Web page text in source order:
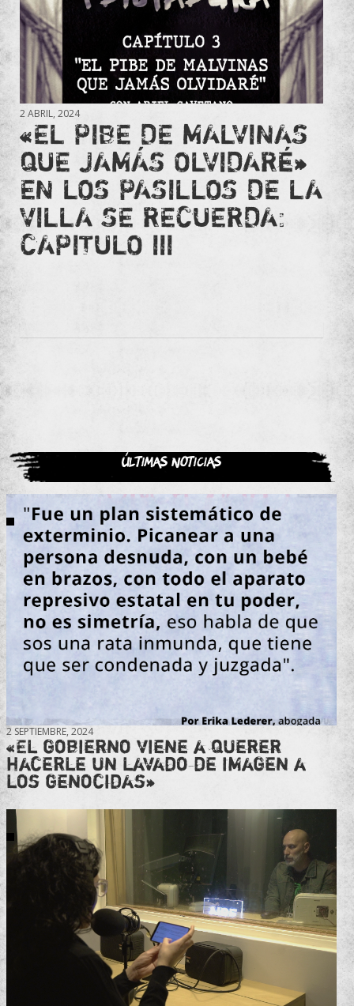
2 ABRIL, 2024
«EL PIBE DE MALVINAS
QUE JAMÁS OLVIDARÉ»
EN LOS PASILLOS DE LA
VILLA SE RECUERDA:
CAPITULO III
Últimas noticias
2 SEPTIEMBRE, 2024
«El gobierno viene a querer
hacerle un lavado de imagen a
los genocidas»